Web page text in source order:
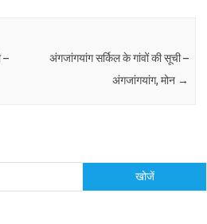
–
अंगजांगयांग सर्किल के गांवों की सूची –
अंगजांगयांग, मोन →
खोजें